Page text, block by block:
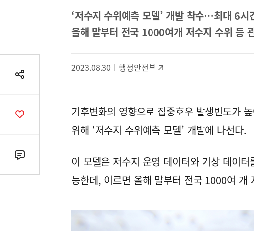
공
기
공
댓
글
‘저수지 수위예측 모델’ 개발 착수…최대 6시
올해 말부터 전국 1000여개 저수지 수위 등
2023.08.30 행정안전부
기후변화의 영향으로 집중호우 발생빈도가
위해 ‘저수지 수위예측 모델’ 개발에 나선다.
이 모델은 저수지 운영 데이터와 기상 데이
능한데, 이르면 올해 말부터 전국 1000여 개